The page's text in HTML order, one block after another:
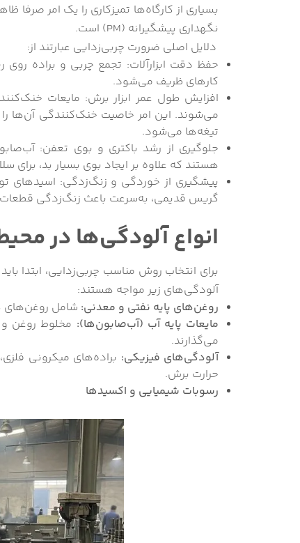
بسیاری از کارگاه‌ها تمیزکاری را یک امر صرفا
نگهداری پیشگیرانه (PM) است.
دلایل اصلی ضرورت چربی‌زدایی عبارتند از:
حفظ دقت ابزارآلات: تجمع چربی و براده
کارهای ظریف می‌شود.
افزایش طول عمر ابزار برش: مایعات
می‌شوند. این امر خاصیت خنک‌کنندگی آن‌ها
تیغه‌ها می‌شود.
جلوگیری از رشد باکتری و بوی تعفن:
هستند که علاوه بر ایجاد بوی بسیار بد، برای
پیشگیری از خوردگی و زنگ‌زدگی: اسیدهای
گریس قدیمی، به‌سرعت باعث زنگ‌زدگی
انواع آلودگی‌ها در
آلودگی‌های زیر مواجه هستند:
روغن‌های پایه نفتی و معدنی: شامل روغن‌های
مایعات پایه آب (آب‌صابون‌ها): مخلوط روغن
می‌گذارند.
آلودگی‌های فیزیکی: براده‌های میکرونی
حرارت برش.
رسوبات شیمیایی و اکسیدها